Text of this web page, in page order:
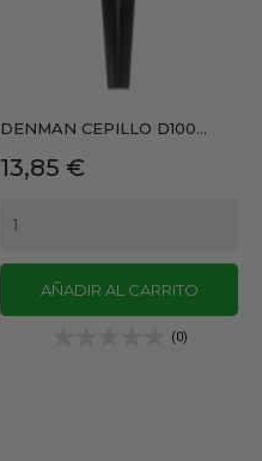
DENMAN CEPILLO D100...
Precio
13,85 €
AÑADIR AL CARRITO
(0)